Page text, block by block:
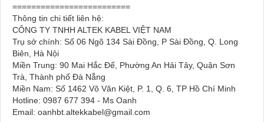
=========================
Thông tin chi tiết liên hệ:
CÔNG TY TNHH ALTEK KABEL VIỆT NAM
Trụ sở chính: Số 06 Ngõ 134 Sài Đồng, P Sài Đồng, Q. Long
Biên, Hà Nội
Miền Trung: 90 Mai Hắc Đế, Phường An Hải Tây, Quận Sơn
Trà, Thành phố Đà Nẵng
Miền Nam: Số 1462 Võ Văn Kiệt, P. 1, Q. 6, TP Hồ Chí Minh
Hotline: 0987 677 394 - Ms Oanh
Email: oanhbt.altekkabel@gmail.com